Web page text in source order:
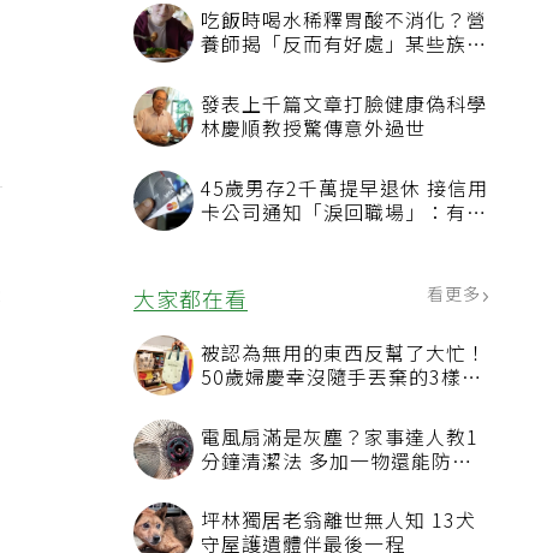
吃飯時喝水稀釋胃酸不消化？營
養師揭「反而有好處」某些族群
發表上千篇文章打臉健康偽科學
林慶順教授驚傳意外過世
45歲男存2千萬提早退休 接信用
卡公司通知「淚回職場」：有錢
大家都在看
被認為無用的東西反幫了大忙！
50歲婦慶幸沒隨手丟棄的3樣物
電風扇滿是灰塵？家事達人教1
汙附著
坪林獨居老翁離世無人知 13犬